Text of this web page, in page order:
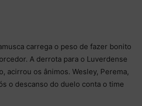
carrega o peso de fazer bonito
A derrota para o Luverdense
acirrou os ânimos. Wesley, Perema,
o descanso do duelo conta o time